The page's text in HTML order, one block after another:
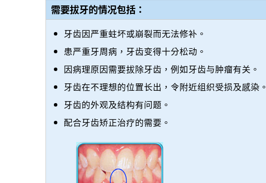
需要拔牙的情况包括：
牙齿因严重蛀坏或崩裂而无法修补。
患严重牙周病，牙齿变得十分松动。
因病理原因需要拔除牙齿，例如牙齿与肿瘤有关。
牙齿在不理想的位置长出，令附近组织受损及感染。
牙齿的外观及结构有问题。
配合牙齿矫正治疗的需要。